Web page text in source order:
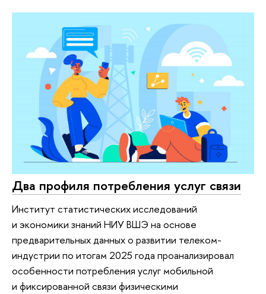
Два профиля потребления услуг связи
Институт статистических исследований
и экономики знаний НИУ ВШЭ на основе
предварительных данных о развитии телеком-
индустрии по итогам 2025 года проанализировал
особенности потребления услуг мобильной
и фиксированной связи физическими